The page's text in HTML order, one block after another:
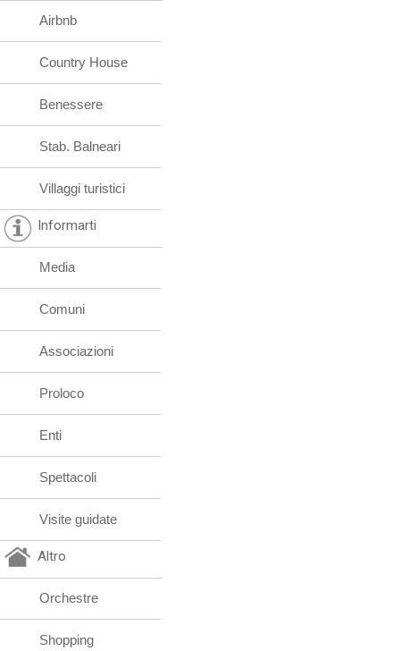
Airbnb
Country House
Benessere
Stab. Balneari
Villaggi turistici
Informarti
Media
Comuni
Associazioni
Proloco
Enti
Spettacoli
Visite guidate
Altro
Orchestre
Shopping